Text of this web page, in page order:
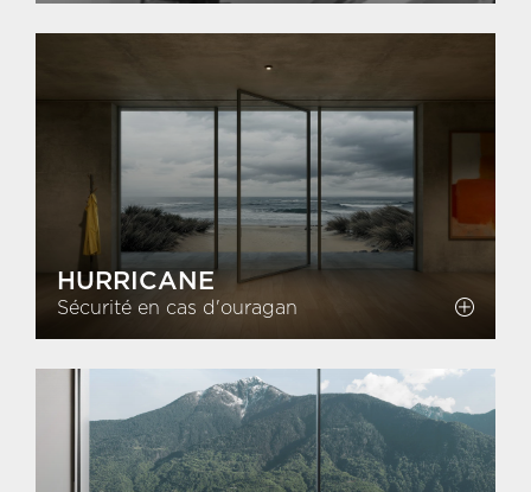
HURRICANE
Sécurité en cas d'ouragan